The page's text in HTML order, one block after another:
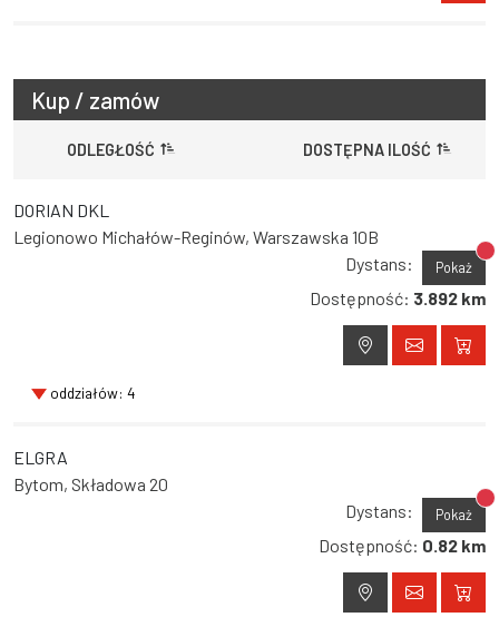
Kup / zamów
ODLEGŁOŚĆ DOSTĘPNA ILOŚĆ
DORIAN DKL
Legionowo Michałów-Reginów, Warszawska 10B
Dystans:
Pokaż
Dostępność: 3.892 km
oddziałów: 4
ELGRA
Bytom, Składowa 20
Dystans:
Pokaż
Dostępność: 0.82 km